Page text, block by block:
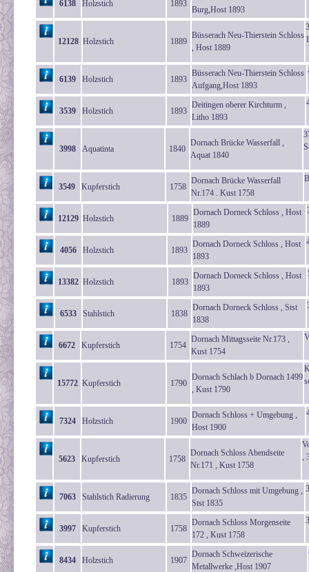
6138 Holzstich 1893
Burg,Host 1893
12128 Holzstich 1889
Büsserach Neu-Thierstein Schloss
, Host 1889
6139 Holzstich 1893
Büsserach Neu-Thierstein Schloss
Aufgang,Host 1893
3539 Holzstich 1893
Deitingen oberer Kirchturm ,
Litho 1893
3998 Aquatinta 1840
Dornach Brücke Wasserfall ,
Aquat 1840
3549 Kupferstich 1758
Dornach Brücke Wasserfall
Nr.174 . Kust 1758
12129 Holzstich 1889
Dornach Dorneck Schloss , Host
1889
4056 Holzstich 1893
Dornach Dorneck Schloss , Host
1893
13382 Holzstich 1893
Dornach Dorneck Schloss , Host
1893
6533 Stahlstich 1838
Dornach Dorneck Schloss , Stst
1838
6672 Kupferstich 1754
Dornach Mittagsseite Nr.173 ,
Kust 1754
15772 Kupferstich 1790
Dornach Schlach b Dornach 1499
, Kust 1790
7324 Holzstich 1900
Dornach Schloss + Umgebung ,
Host 1900
5623 Kupferstich 1758
Dornach Schloss Abendseite
Nr.171 , Kust 1758
,
7063 Stahlstich Radierung 1835
Dornach Schloss mit Umgebung ,
Stst 1835
3997 Kupferstich 1758
Dornach Schloss Morgenseite
172 , Kust 1758
8434 Holzstich 1907
Dornach Schweizerische
Metallwerke ,Host 1907